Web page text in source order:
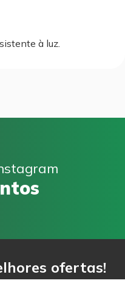
à luz.
ofertas!